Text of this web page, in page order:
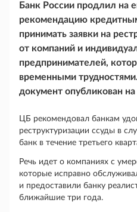
Банк России продлил на
рекомендацию
принимать заявки на
от компаний и
предпринимателей,
временными
документ опубликован на
ЦБ рекомендовал банкам
реструктуризации ссуды в
банк в течение третьего
Речь идет о компаниях с
которые исправно
и предоставили банку
ближайшие три года.